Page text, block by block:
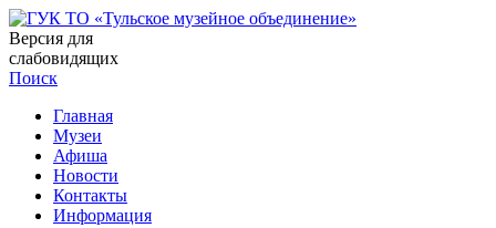
Версия для
слабовидящих
Поиск
Главная
Музеи
Афиша
Новости
Контакты
Информация